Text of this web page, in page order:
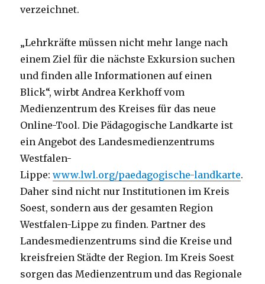
verzeichnet.
„Lehrkräfte müssen nicht mehr lange nach
einem Ziel für die nächste Exkursion suchen
und finden alle Informationen auf einen
Blick“, wirbt Andrea Kerkhoff vom
Medienzentrum des Kreises für das neue
Online-Tool. Die Pädagogische Landkarte ist
ein Angebot des Landesmedienzentrums
Westfalen-
Lippe:www.lwl.org/paedagogische-landkarte.
Daher sind nicht nur Institutionen im Kreis
Soest, sondern aus der gesamten Region
Westfalen-Lippe zu finden. Partner des
Landesmedienzentrums sind die Kreise und
kreisfreien Städte der Region. Im Kreis Soest
sorgen das Medienzentrum und das Regionale